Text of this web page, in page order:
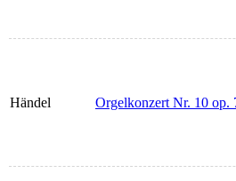
Händel Orgelkonzert Nr. 10